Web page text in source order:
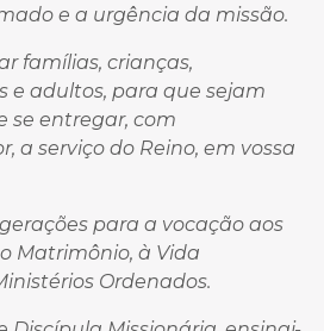
e a urgência da missão.
famílias, crianças,
e adultos, para que sejam
se entregar, com
a serviço do Reino, em vossa
para a vocação aos
Matrimônio, à Vida
Ordenados.